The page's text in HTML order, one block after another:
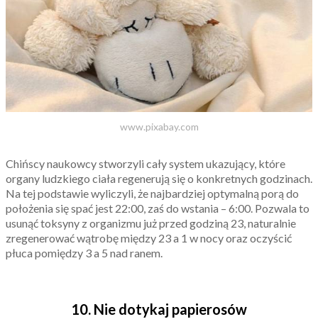
www.pixabay.com
Chińscy naukowcy stworzyli cały system ukazujący, które
organy ludzkiego ciała regenerują się o konkretnych godzinach.
Na tej podstawie wyliczyli, że najbardziej optymalną porą do
położenia się spać jest 22:00, zaś do wstania – 6:00. Pozwala to
usunąć toksyny z organizmu już przed godziną 23, naturalnie
zregenerować wątrobę między 23 a 1 w nocy oraz oczyścić
płuca pomiędzy 3 a 5 nad ranem.
10. Nie dotykaj papierosów